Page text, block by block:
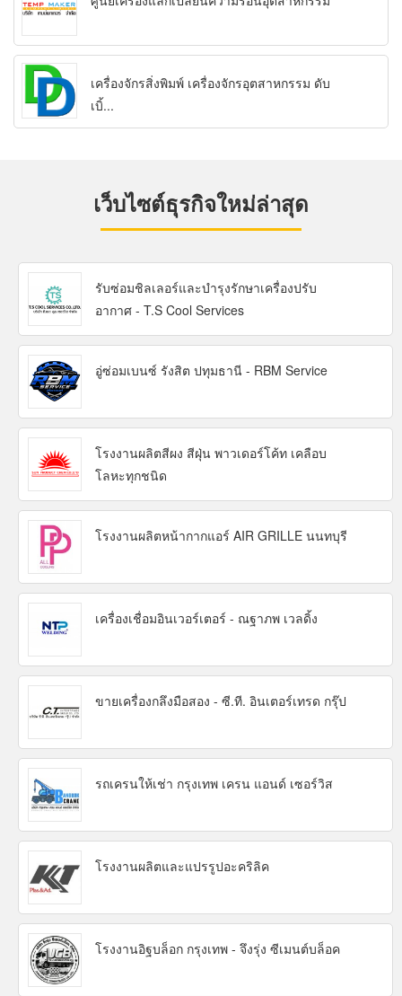
เครื่องจักรสิ่งพิมพ์ เครื่องจักรอุตสาหกรรม ดับ
เบิ้...
เว็บไซต์ธุรกิจใหม่ล่าสุด
รับซ่อมชิลเลอร์และบำรุงรักษาเครื่องปรับ
อากาศ - T.S Cool Services
อู่ซ่อมเบนซ์ รังสิต ปทุมธานี - RBM Service
โรงงานผลิตสีผง สีฝุ่น พาวเดอร์โค้ท เคลือบ
โลหะทุกชนิด
โรงงานผลิตหน้ากากแอร์ AIR GRILLE นนทบุรี
เครื่องเชื่อมอินเวอร์เตอร์ - ณฐาภพ เวลดิ้ง
ขายเครื่องกลึงมือสอง - ซี.ที. อินเตอร์เทรด กรุ๊ป
รถเครนให้เช่า กรุงเทพ เครน แอนด์ เซอร์วิส
โรงงานผลิตและแปรรูปอะคริลิค
โรงงานอิฐบล็อก กรุงเทพ - จึงรุ่ง ซีเมนต์บล็อค